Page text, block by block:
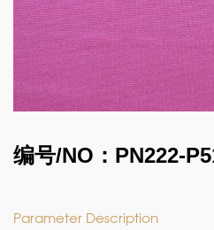
编号/NO：PN222-
Parameter Description